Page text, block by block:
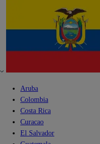
Aruba
Colombia
Costa Rica
Curacao
El Salvador